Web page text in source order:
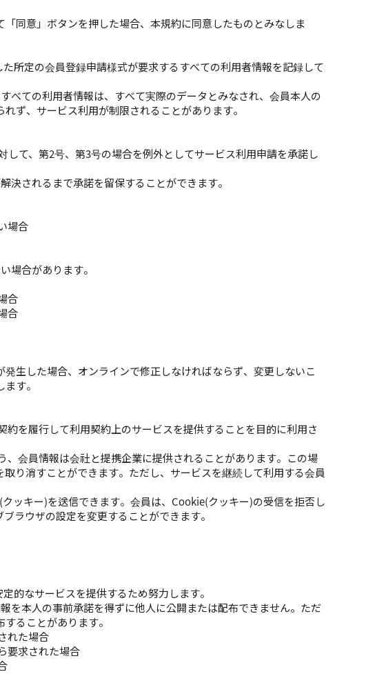
同意」ボタンを押した場合、本規約に同意したものとみなしま
所定の会員登録申請様式が要求するすべての利用者情報を記録して
べての利用者情報は、すべて実際のデータとみなされ、会員本人の
ず、サービス利用が制限されることがあります。
て、第2号、第3号の場合を例外としてサービス利用申請を承諾し
されるまで承諾を留保することができます。
場合
場合があります。
合
合
生した場合、オンラインで修正しなければならず、変更しないこ
す。
を履行して利用契約上のサービスを提供することを目的に利用さ
会員情報は会社と提携企業に提供されることがあります。この場
り消すことができます。ただし、サービスを継続して利用する会員
ッキー)を送信できます。会員は、Cookie(クッキー)の受信を拒否し
ラウザの設定を変更することができます。
的なサービスを提供するため努力します。
を本人の事前承諾を得ずに他人に公開または配布できません。ただ
ることがあります。
れた場合
要求された場合